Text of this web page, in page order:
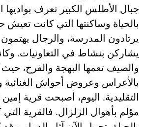
جبال الأطلس الكبير تعرف بواديها
بالحياة وساكنتها التي كانت تعيش
يرتادون المدرسة، والرجال يهتمون
يشاركن بنشاط في التعاونيات.
والصيف تعمها البهجة والفرح،
بالأعراس وعروض أحواش الغنائية
التقليدية. اليوم، أصبحت قرية إمين
مؤلم بأهوال الزلزال. فالقرية